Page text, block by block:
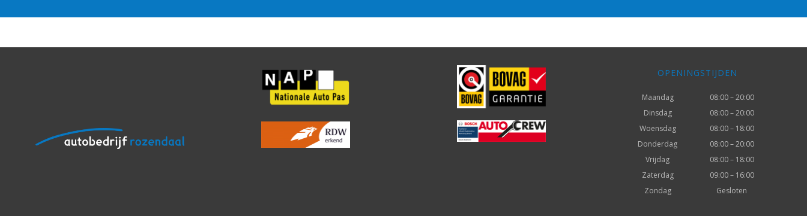
OPENINGSTIJDEN
Maandag
08:00 – 20:00
Dinsdag
08:00 – 20:00
Woensdag
08:00 – 18:00
Donderdag
08:00 – 20:00
Vrijdag
08:00 – 18:00
Zaterdag
09:00 – 16:00
Zondag
Gesloten